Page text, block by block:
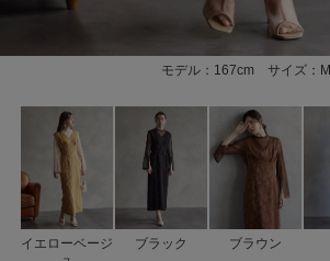
モデル：167cm サイズ：M
イエローベージ
ブラック ブラウン